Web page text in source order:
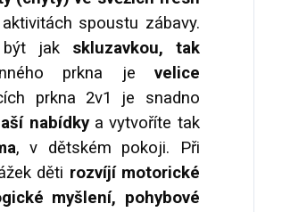
spoustu zábavy.
být jak skluzavkou, tak
prkna je velice
prkna 2v1 je snadno
nabídky a vytvoříte tak
, v dětském pokoji. Při
děti rozvíjí motorické
myšlení, pohybové